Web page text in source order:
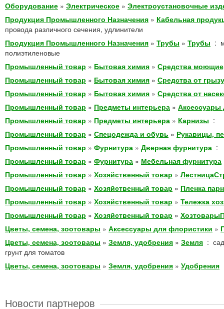
Оборудование » Электрическое » Электроустановочные
Продукция Промышленного Назначения » Кабельная
провода различного сечения, удлинители
Продукция Промышленного Назначения » Трубы » Трубы :
полиэтиленовые
Промышленный товар » Бытовая химия » Средства
Промышленный товар » Бытовая химия » Средства от
Промышленный товар » Бытовая химия » Средства от
Промышленный товар » Предметы интерьера » Аксессуары
Промышленный товар » Предметы интерьера » Карнизы :
Промышленный товар » Спецодежда и обувь » Рукавицы,
Промышленный товар » Фурнитура » Дверная фурнитура :
Промышленный товар » Фурнитура » Мебельная фурнитура
Промышленный товар » Хозяйственный товар »
Промышленный товар » Хозяйственный товар » Пленка
Промышленный товар » Хозяйственный товар » Тележка
Промышленный товар » Хозяйственный товар »
Цветы, семена, зоотовары » Аксессуары для флористики »
Цветы, семена, зоотовары » Земля, удобрения » Земля :
грунт для томатов
Цветы, семена, зоотовары » Земля, удобрения » Удобрения
Новости партнеров